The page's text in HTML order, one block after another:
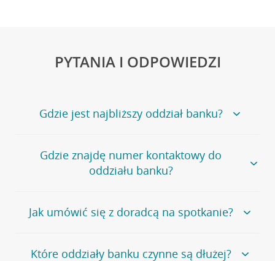
PYTANIA I ODPOWIEDZI
Gdzie jest najbliższy oddział banku?
Jeśli szukasz oddziału naszego banku, zapraszamy na
stronęPlacówki i bankomaty, na której znajduje się
wygodna wyszukiwarka.
oddziałów
Gdzie znajdę numer kontaktowy do
oddziału banku?
Bank Credit Agricole nie udostępnia ogólnego numeru
telefonu do placówki bankowej.
umówienia się z doradcą w placówce bankowej .
Jak umówić się z doradcą na spotkanie?
Jeśli jesteś już naszym
Które oddziały banku czynne są dłużej?